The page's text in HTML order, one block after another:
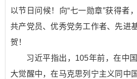
以节日问候！向“七一勋章”获得者
共产党员、优秀党务工作者、先进
贺！
习近平指出，105年前，在中
大觉醒中，在马克思列宁主义同中